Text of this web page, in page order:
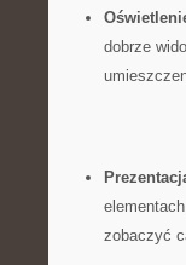
dobrze
zobaczyć